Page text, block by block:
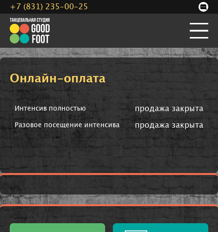
Онлайн-оплата
Интенсив полностью продажа закрыта
Разовое посещение интенсива продажа закрыта
+7 (831) 235-00-25